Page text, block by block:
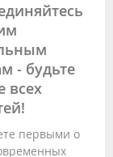
- будьте
всех
первыми о